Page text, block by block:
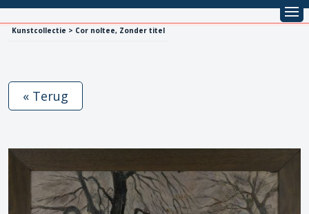
Kunstcollectie > Cor noltee, Zonder titel
« Terug